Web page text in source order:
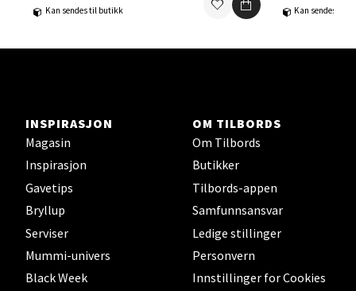
Kan sendes til butikk
Kan sendes til
INSPIRASJON
Magasin
Inspirasjon
Gavetips
Bryllup
Serviser
Mummi-univers
Black Week
OM TILBORDS
Om Tilbords
Butikker
Tilbords-appen
Samfunnsansvar
Ledige stillinger
Personvern
Innstillinger for Cookies
0 i butikk
Velg
Bergen - Thon Senter Sartor
Sartorvegen 12, 5353 Straume
Åpent i dag 10-18
0 i butikk